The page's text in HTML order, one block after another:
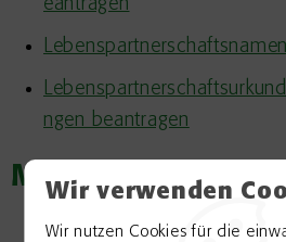
Wir verwenden
Wir nutzen Cookies für die
eantragen
ngen beantragen
M
Meldebescheinigung